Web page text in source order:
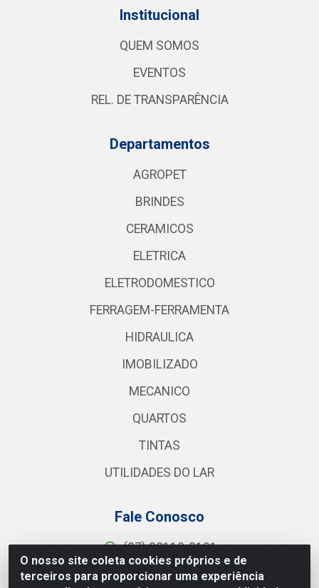
O nosso site coleta cookies próprios e de
terceiros para proporcionar uma experiência
Institucional
QUEM SOMOS
EVENTOS
REL. DE TRANSPARÊNCIA
Departamentos
AGROPET
BRINDES
CERAMICOS
ELETRICA
ELETRODOMESTICO
FERRAGEM-FERRAMENTA
HIDRAULICA
IMOBILIZADO
MECANICO
QUARTOS
TINTAS
UTILIDADES DO LAR
Fale Conosco
(87) 98118-2121
Seg a Sex 8:00 às 17:30